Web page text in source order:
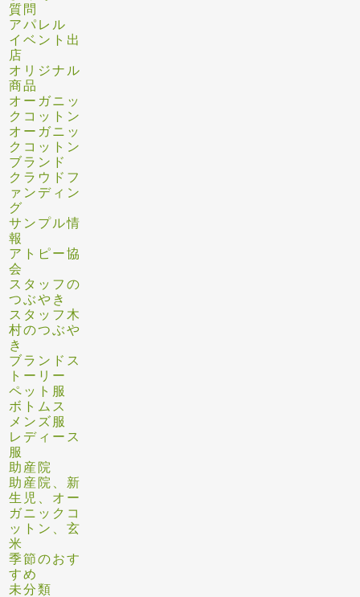
質問
アパレル
イベント出
店
オリジナル
商品
オーガニッ
クコットン
オーガニッ
クコットン
ブランド
クラウドフ
ァンディン
グ
サンプル情
報
アトピー協
会
スタッフの
つぶやき
スタッフ木
村のつぶや
き
ブランドス
トーリー
ペット服
ボトムス
メンズ服
レディース
服
助産院
助産院、新
生児、オー
ガニックコ
ットン、玄
米
季節のおす
すめ
未分類